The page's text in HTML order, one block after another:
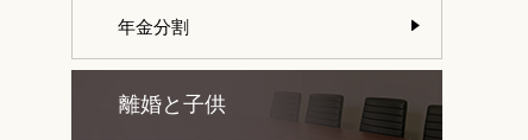
年金分割
離婚と子供